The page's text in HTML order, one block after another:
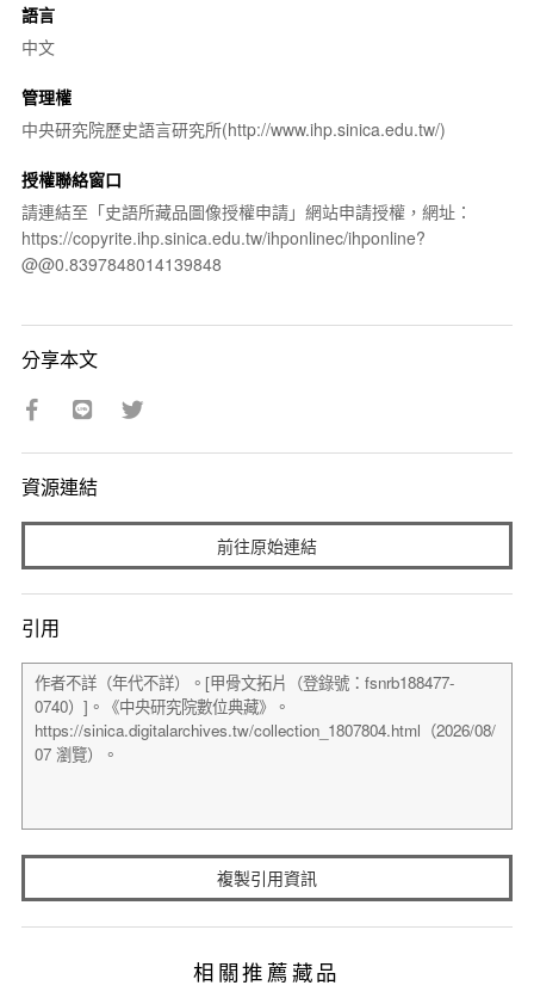
語言
中文
管理權
中央研究院歷史語言研究所(http://www.ihp.sinica.edu.tw/)
授權聯絡窗口
請連結至「史語所藏品圖像授權申請」網站申請授權，網址：
https://copyrite.ihp.sinica.edu.tw/ihponlinec/ihponline?
@@0.8397848014139848
分享本文
資源連結
前往原始連結
引用
複製引用資訊
相關推薦藏品